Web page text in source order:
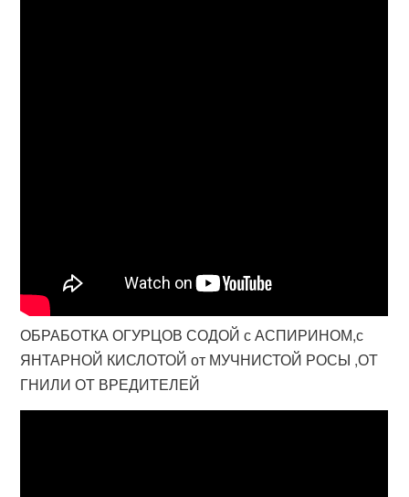
ОБРАБОТКА ОГУРЦОВ СОДОЙ с АСПИРИНОМ,с
ЯНТАРНОЙ КИСЛОТОЙ от МУЧНИСТОЙ РОСЫ ,ОТ
ГНИЛИ ОТ ВРЕДИТЕЛЕЙ